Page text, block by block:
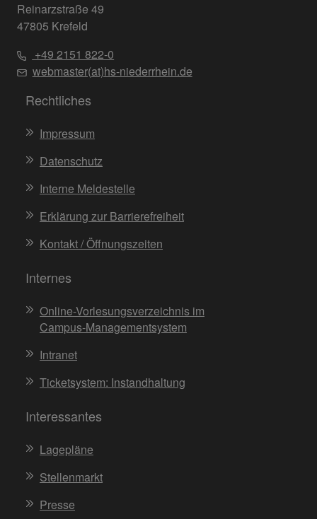
Reinarzstraße 49
47805 Krefeld
+49 2151 822-0
webmaster(at)hs-niederrhein.de
Rechtliches
Impressum
Datenschutz
Interne Meldestelle
Erklärung zur Barrierefreiheit
Kontakt / Öffnungszeiten
Internes
Online-Vorlesungsverzeichnis im
Campus-Managementsystem
Intranet
Ticketsystem: Instandhaltung
Interessantes
Lagepläne
Stellenmarkt
Presse